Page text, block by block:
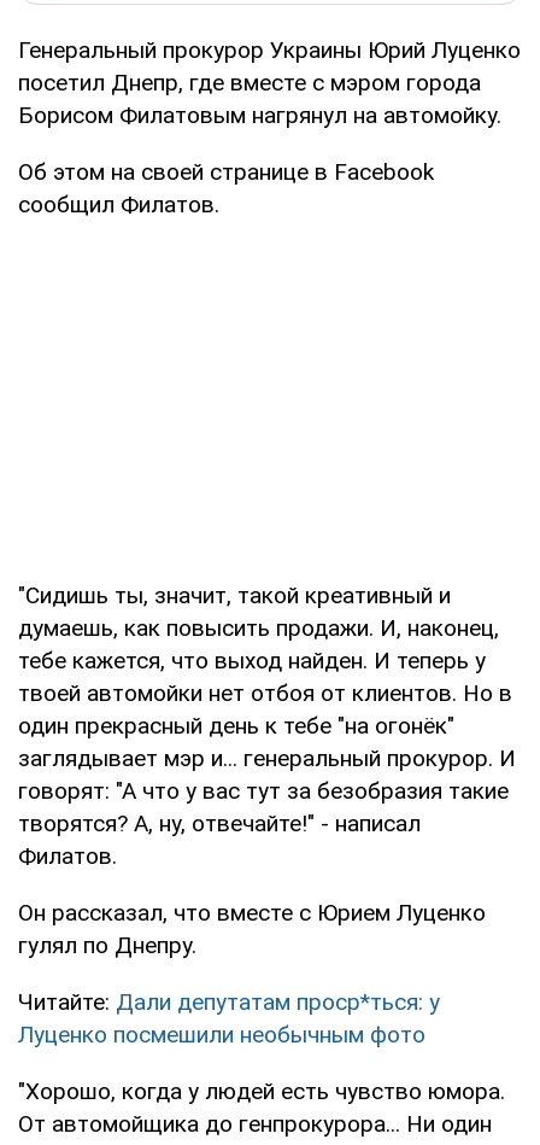
Генеральный прокурор Украины Юрий Луценко
посетил Днепр, где вместе с мэром города
Борисом Филатовым нагрянул на автомойку.
Об этом на своей странице в Facebook
сообщил Филатов.
"Сидишь ты, значит, такой креативный и
думаешь, как повысить продажи. И, наконец,
тебе кажется, что выход найден. И теперь у
твоей автомойки нет отбоя от клиентов. Но в
один прекрасный день к тебе "на огонёк"
заглядывает мэр и... генеральный прокурор. И
говорят: "А что у вас тут за безобразия такие
творятся? А, ну, отвечайте!" - написал
Филатов.
Он рассказал, что вместе с Юрием Луценко
гулял по Днепру.
Читайте: Дали депутатам проср*ться: у
Луценко посмешили необычным фото
"Хорошо, когда у людей есть чувство юмора.
От автомойщика до генпрокурора... Ни один